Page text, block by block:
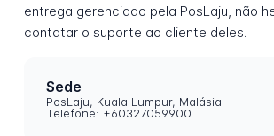
entrega gerenciado pela PosLaju, não
contatar o suporte ao cliente deles.
Sede
PosLaju, Kuala Lumpur, Malásia
Telefone: +60327059900